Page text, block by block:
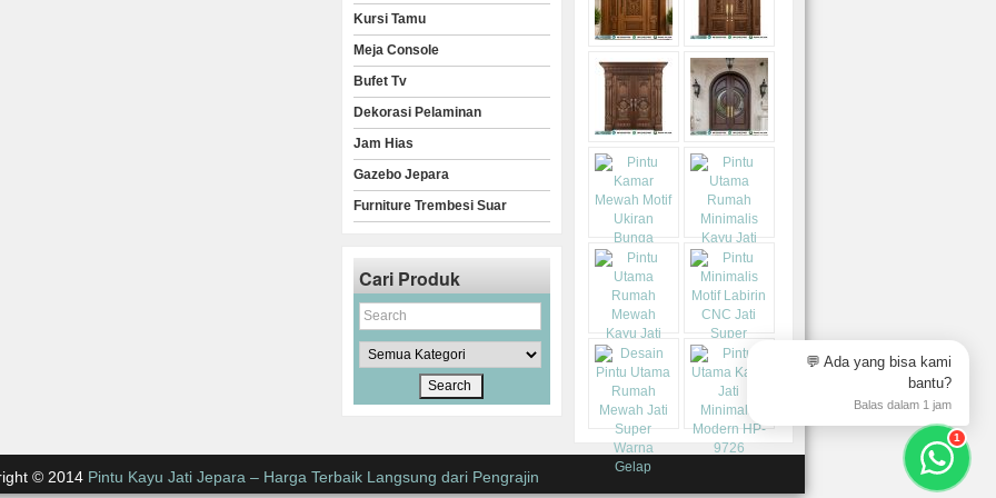
Kursi Tamu
Meja Console
Bufet Tv
Dekorasi Pelaminan
Jam Hias
Gazebo Jepara
Furniture Trembesi Suar
Cari Produk
© 2014 Pintu Kayu Jati Jepara – Harga Terbaik Langsung dari Pengrajin
💬 Ada yang bisa kami
bantu?
Balas dalam 1 jam
1